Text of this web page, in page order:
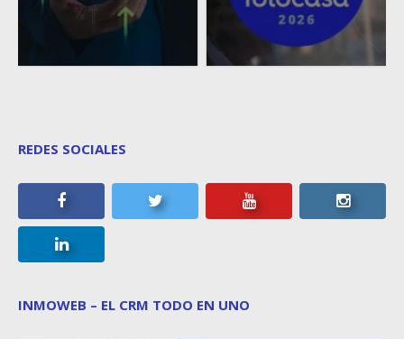
REDES SOCIALES
INMOWEB – EL CRM TODO EN UNO